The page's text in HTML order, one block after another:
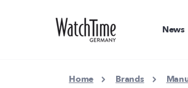
News
Home Brands